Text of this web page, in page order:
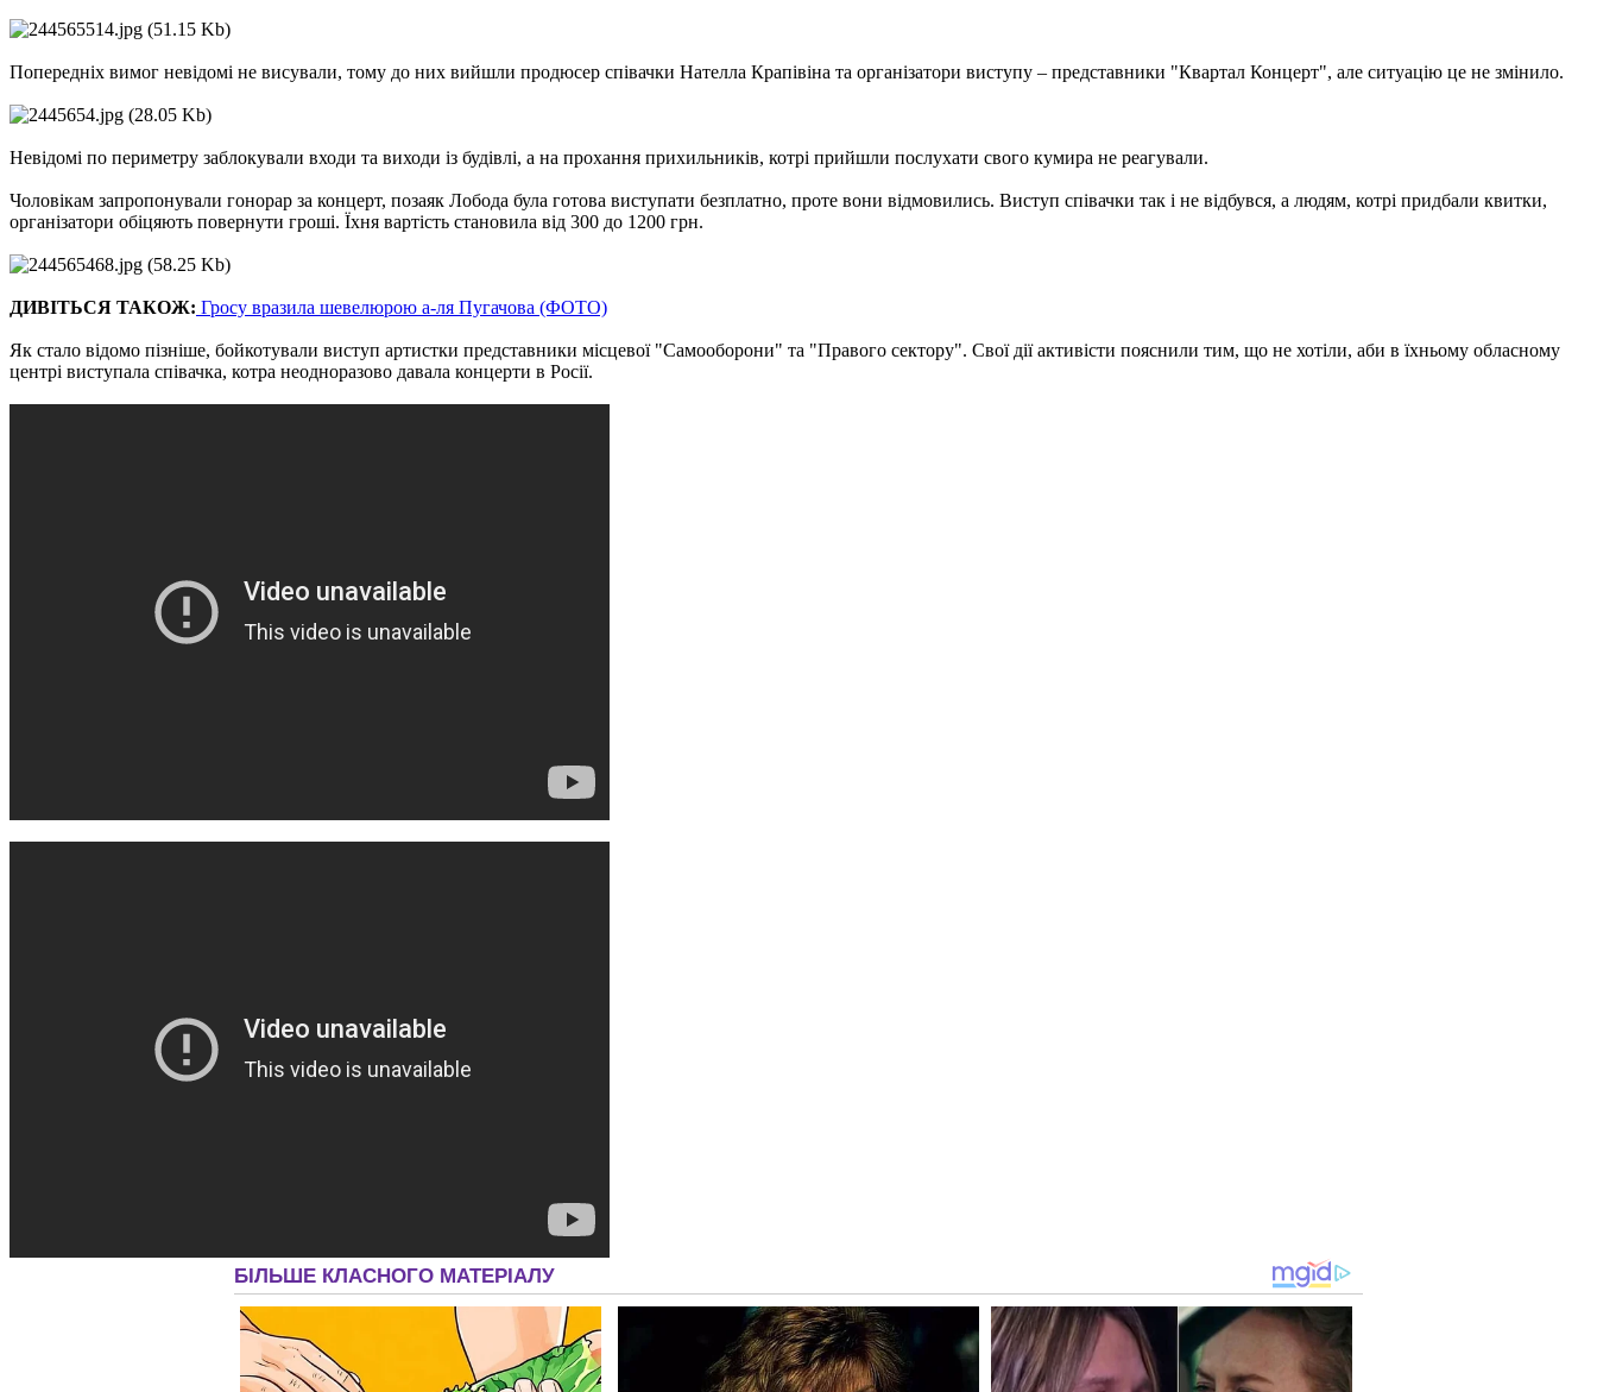
Попередніх вимог невідомі не висували, тому до них вийшли продюсер співачки Нателла Крапівіна та організатори виступу – представники "Квартал Концерт", але ситуацію це не змінило.
Невідомі по периметру заблокували входи та виходи із будівлі, а на прохання прихильників, котрі прийшли послухати свого кумира не реагували.
Чоловікам запропонували гонорар за концерт, позаяк Лобода була готова виступати безплатно, проте вони відмовились. Виступ співачки так і не відбувся, а людям, котрі придбали квитки,
організатори обіцяють повернути гроші. Їхня вартість становила від 300 до 1200 грн.
ДИВІТЬСЯ ТАКОЖ: Гросу вразила шевелюрою а-ля Пугачова (ФОТО)
Як стало відомо пізніше, бойкотували виступ артистки представники місцевої "Самооборони" та "Правого сектору". Свої дії активісти пояснили тим, що не хотіли, аби в їхньому обласному
центрі виступала співачка, котра неодноразово давала концерти в Росії.